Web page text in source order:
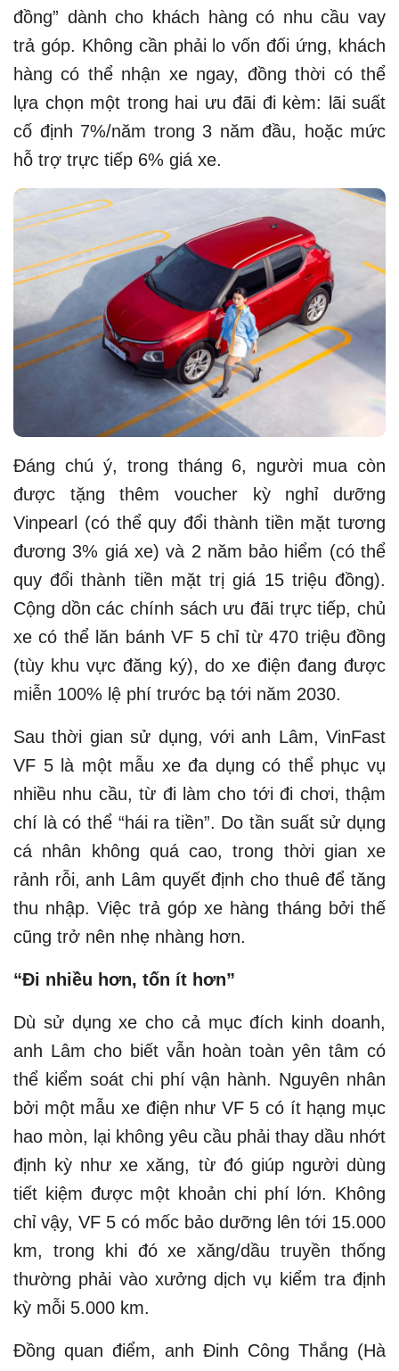
đồng” dành cho khách hàng có nhu cầu vay
trả góp. Không cần phải lo vốn đối ứng, khách
hàng có thể nhận xe ngay, đồng thời có thể
lựa chọn một trong hai ưu đãi đi kèm: lãi suất
cố định 7%/năm trong 3 năm đầu, hoặc mức
hỗ trợ trực tiếp 6% giá xe.
Đáng chú ý, trong tháng 6, người mua còn
được tặng thêm voucher kỳ nghỉ dưỡng
Vinpearl (có thể quy đổi thành tiền mặt tương
đương 3% giá xe) và 2 năm bảo hiểm (có thể
quy đổi thành tiền mặt trị giá 15 triệu đồng).
Cộng dồn các chính sách ưu đãi trực tiếp, chủ
xe có thể lăn bánh VF 5 chỉ từ 470 triệu đồng
(tùy khu vực đăng ký), do xe điện đang được
miễn 100% lệ phí trước bạ tới năm 2030.
Sau thời gian sử dụng, với anh Lâm, VinFast
VF 5 là một mẫu xe đa dụng có thể phục vụ
nhiều nhu cầu, từ đi làm cho tới đi chơi, thậm
chí là có thể “hái ra tiền”. Do tần suất sử dụng
cá nhân không quá cao, trong thời gian xe
rảnh rỗi, anh Lâm quyết định cho thuê để tăng
thu nhập. Việc trả góp xe hàng tháng bởi thế
cũng trở nên nhẹ nhàng hơn.
“Đi nhiều hơn, tốn ít hơn”
Dù sử dụng xe cho cả mục đích kinh doanh,
anh Lâm cho biết vẫn hoàn toàn yên tâm có
thể kiểm soát chi phí vận hành. Nguyên nhân
bởi một mẫu xe điện như VF 5 có ít hạng mục
hao mòn, lại không yêu cầu phải thay dầu nhớt
định kỳ như xe xăng, từ đó giúp người dùng
tiết kiệm được một khoản chi phí lớn. Không
chỉ vậy, VF 5 có mốc bảo dưỡng lên tới 15.000
km, trong khi đó xe xăng/dầu truyền thống
thường phải vào xưởng dịch vụ kiểm tra định
kỳ mỗi 5.000 km.
Đồng quan điểm, anh Đinh Công Thắng (Hà